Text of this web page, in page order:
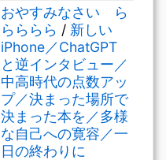
おやすみなさい ら
らららら / 新しい
iPhone／ChatGPT
と逆インタビュー／
中高時代の点数アッ
プ／決まった場所で
決まった本を／多様
な自己への寛容／一
日の終わりに